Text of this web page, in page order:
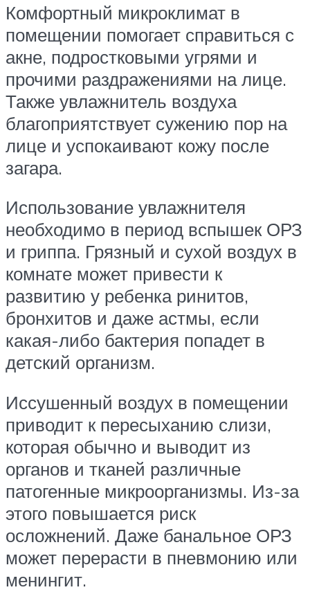
Комфортный микроклимат в
помещении помогает справиться с
акне, подростковыми угрями и
прочими раздражениями на лице.
Также увлажнитель воздуха
благоприятствует сужению пор на
лице и успокаивают кожу после
загара.
Использование увлажнителя
необходимо в период вспышек ОРЗ
и гриппа. Грязный и сухой воздух в
комнате может привести к
развитию у ребенка ринитов,
бронхитов и даже астмы, если
какая-либо бактерия попадет в
детский организм.
Иссушенный воздух в помещении
приводит к пересыханию слизи,
которая обычно и выводит из
органов и тканей различные
патогенные микроорганизмы. Из-за
этого повышается риск
осложнений. Даже банальное ОРЗ
может перерасти в пневмонию или
менингит.